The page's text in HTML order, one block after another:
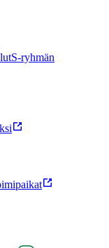
S-ryhmän